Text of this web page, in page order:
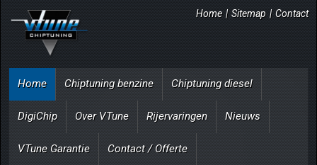
Home | Sitemap | Contact
Home Chiptuning benzine Chiptuning diesel
DigiChip Over VTune Rijervaringen Nieuws
VTune Garantie Contact / Offerte